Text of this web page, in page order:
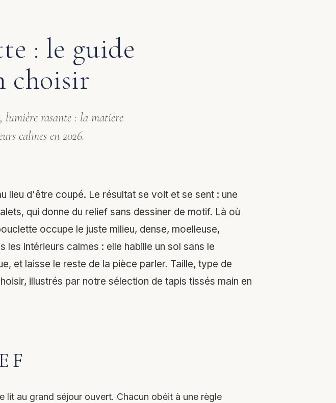
: le guide
choisir
lumière rasante : la matière
calmes en 2026.
lieu d'être coupé. Le résultat se voit et se sent : une
qui donne du relief sans dessiner de motif. Là où
occupe le juste milieu, dense, moelleuse,
intérieurs calmes : elle habille un sol sans le
et laisse le reste de la pièce parler. Taille, type de
illustrés par notre sélection de tapis tissés main en
au grand séjour ouvert. Chacun obéit à une règle